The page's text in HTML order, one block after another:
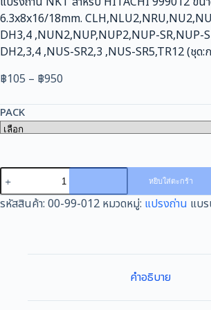
6.3x8x16/18mm.
DH3,4 ,NUN2,NUP,NUP2,NUP-SR,NUP-
DH2,3,4 ,NUS-SR2,3 ,NUS-SR5,TR12 (ชุด:
฿105 – ฿950
PACK
จำนวน
แปรง
ถ่าน
HITACHI
6.3x8x16/18mm.
หยิบใส่ตะกร้า
รหัสสินค้า: 00-99-012 หมวดหมู่: แปรงถ่าน แบ
คำอธิบาย